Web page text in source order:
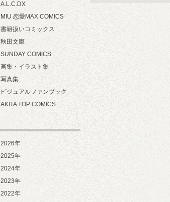
A.L.C.DX
MIU 恋愛MAX COMICS
書籍扱いコミックス
秋田文庫
SUNDAY COMICS
画集・イラスト集
写真集
ビジュアルファンブック
AKITA TOP COMICS
2026年
2025年
2024年
2023年
2022年